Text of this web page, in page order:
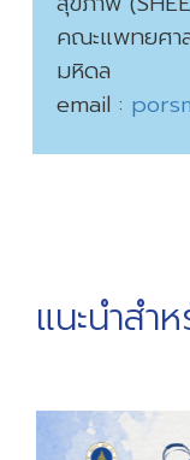
คณะแพทยศา
มหิดล
email :
แนะนำส